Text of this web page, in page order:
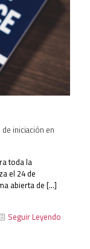
iniciación en
toda la
el 24 de
abierta de[…]
Seguir Leyendo